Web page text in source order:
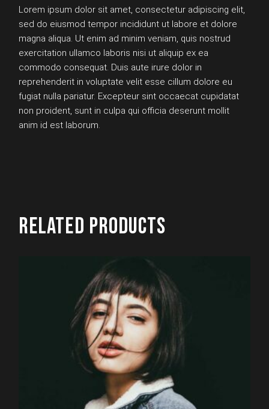
Lorem ipsum dolor sit amet, consectetur adipiscing elit,
sed do eiusmod tempor incididunt ut labore et dolore
magna aliqua. Ut enim ad minim veniam, quis nostrud
exercitation ullamco laboris nisi ut aliquip ex ea
commodo consequat. Duis aute irure dolor in
reprehenderit in voluptate velit esse cillum dolore eu
fugiat nulla pariatur. Excepteur sint occaecat cupidatat
non proident, sunt in culpa qui officia deserunt mollit
anim id est laborum.
RELATED PRODUCTS